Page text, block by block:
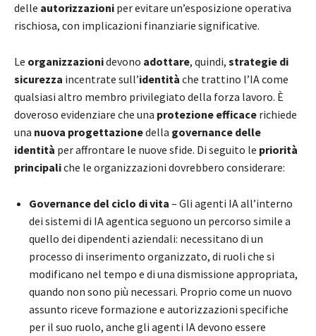
delle autorizzazioni per evitare un’esposizione operativa
rischiosa, con implicazioni finanziarie significative.
Le organizzazionidevono adottare, quindi, strategie di
sicurezza incentrate sull’identità che trattino l’IA come
qualsiasi altro membro privilegiato della forza lavoro. È
doveroso evidenziare che una protezione efficace richiede
una nuova progettazionedella governance delle
identità per affrontare le nuove sfide. Di seguito le priorità
principaliche le organizzazioni dovrebbero considerare:
Governance del ciclo di vita – Gli agenti IA all’interno
dei sistemi di IA agentica seguono un percorso simile a
quello dei dipendenti aziendali: necessitano di un
processo di inserimento organizzato, di ruoli che si
modificano nel tempo e di una dismissione appropriata,
quando non sono più necessari. Proprio come un nuovo
assunto riceve formazione e autorizzazioni specifiche
per il suo ruolo, anche gli agenti IA devono essere